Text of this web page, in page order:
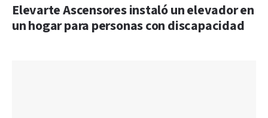
Elevarte Ascensores instaló un elevador en
un hogar para personas con discapacidad